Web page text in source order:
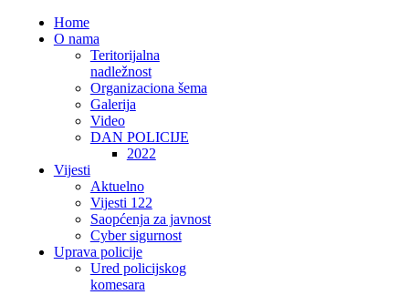
Home
O nama
Teritorijalna
nadležnost
Organizaciona šema
Galerija
Video
DAN POLICIJE
2022
Vijesti
Aktuelno
Vijesti 122
Saopćenja za javnost
Cyber sigurnost
Uprava policije
Ured policijskog
komesara